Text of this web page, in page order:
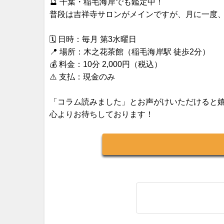
🔮 千葉・稲毛海岸でも鑑定中！
普段は吉祥寺サロンがメインですが、月に一度
🗓 日時：毎月 第3水曜日
📍 場所：木之花茶館（稲毛海岸駅 徒歩2分）
💰 料金：10分 2,000円（税込）
⚠️ 支払：現金のみ
「コラム読みました」とお声がけいただけると
心よりお待ちしております！